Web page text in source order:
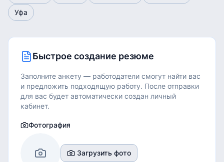
Уфа
Быстрое создание резюме
Заполните анкету — работодатели смогут найти вас
и предложить подходящую работу. После отправки
для вас будет автоматически создан личный
кабинет.
Фотография
Загрузить фото